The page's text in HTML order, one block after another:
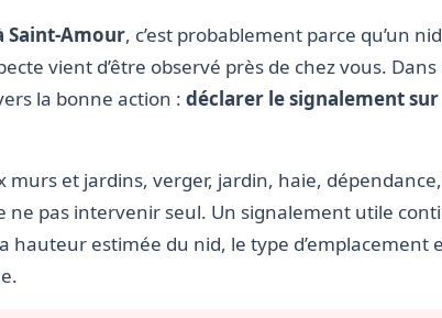
Saint-Amour, c’est probablement parce qu’un
vient d’être observé près de chez vous. Dans
la bonne action : déclarer le signalement sur
murs et jardins, verger, jardin, haie,
ne pas intervenir seul. Un signalement utile
hauteur estimée du nid, le type d’emplacement